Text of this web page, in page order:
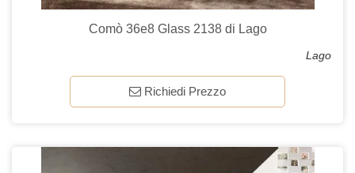
Comò 36e8 Glass 2138 di Lago
Lago
Richiedi Prezzo